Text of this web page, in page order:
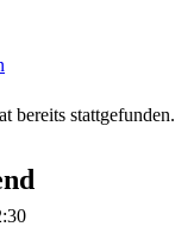
bereits stattgefunden.